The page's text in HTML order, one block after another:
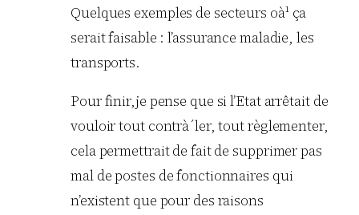
Quelques exemples de secteurs oà¹ ça
serait faisable : l’assurance maladie, les
transports.
Pour finir,je pense que si l’Etat arrêtait de
vouloir tout contrà´ler, tout règlementer,
cela permettrait de fait de supprimer pas
mal de postes de fonctionnaires qui
n’existent que pour des raisons